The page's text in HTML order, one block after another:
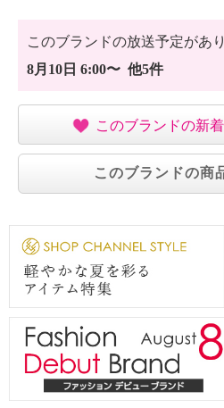
このブランドの放送予定があり
8月10日 6:00〜 他5件
このブランドの新
このブランドの商